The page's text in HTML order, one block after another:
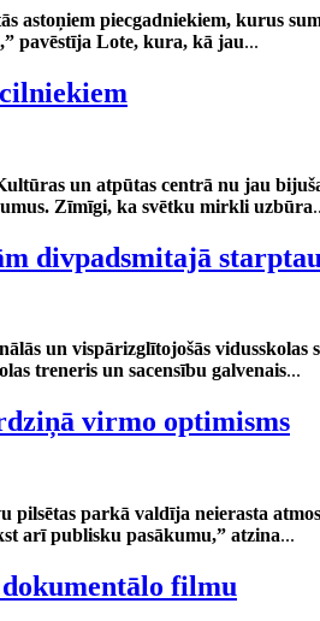
astoņiem piecgadniekiem, kurus
pavēstīja Lote, kura, kā jau...
un atpūtas centrā nu jau
Zīmīgi, ka svētku mirkli uzbūra
divpadsmitajā
un vispārizglītojošās
treneris un sacensību galvenais...
virmo optimisms
pilsētas parkā valdīja neierasta
arī publisku pasākumu,” atzina...
filmu